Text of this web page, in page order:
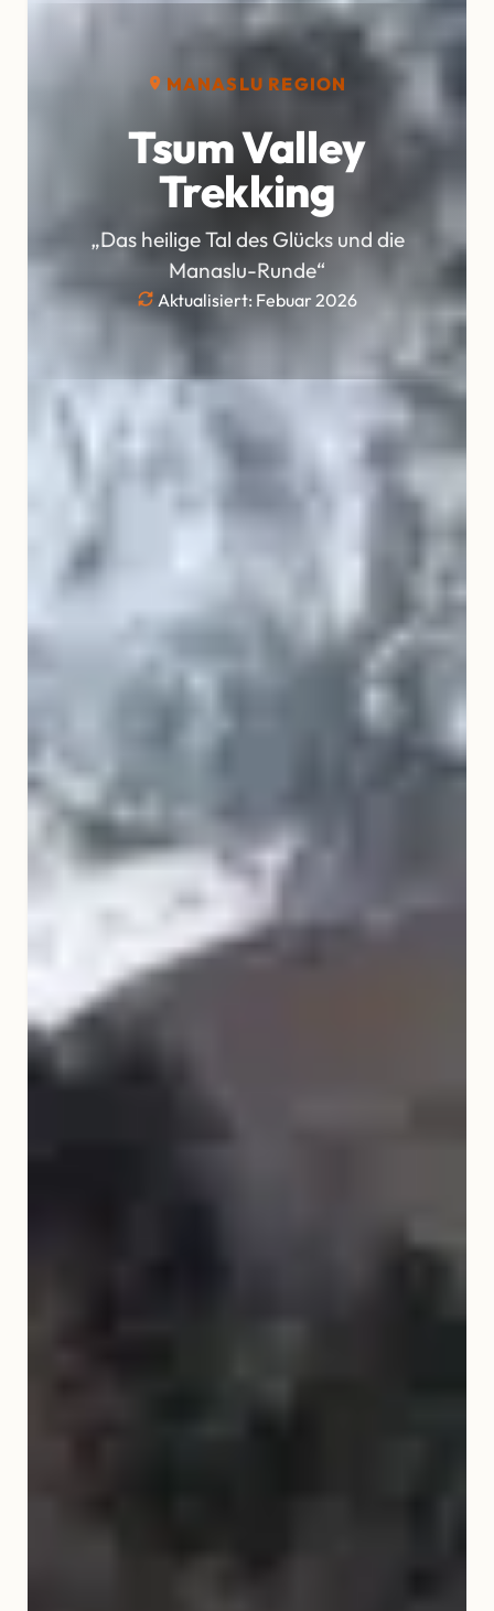
MANASLU REGION
Tsum Valley
Trekking
„Das heilige Tal des Glücks und die
Manaslu-Runde“
Aktualisiert: Febuar 2026